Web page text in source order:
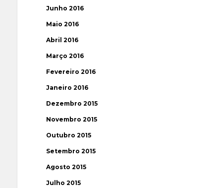
Junho 2016
Maio 2016
Abril 2016
Março 2016
Fevereiro 2016
Janeiro 2016
Dezembro 2015
Novembro 2015
Outubro 2015
Setembro 2015
Agosto 2015
Julho 2015